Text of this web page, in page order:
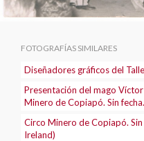
FOTOGRAFÍAS SIMILARES
Diseñadores gráficos del
Presentación del mago
Minero de Copiapó. Sin
Circo Minero de Copiapó.
Ireland)